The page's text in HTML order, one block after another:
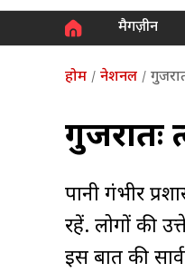
मैगज़ीन
होम नेशनल
गुजरातः
रूपानी गंभीर
रहें. लोगों की
इस बात की